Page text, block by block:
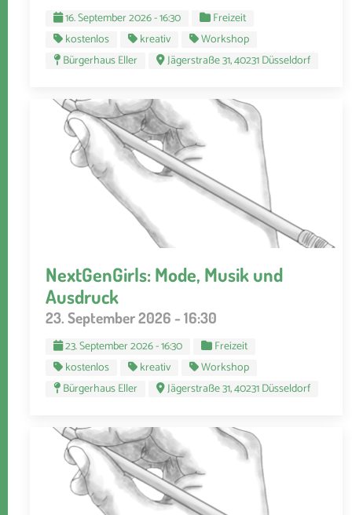
16. September 2026 - 16:30
Freizeit
kostenlos
kreativ
Workshop
Bürgerhaus Eller
Jägerstraße 31, 40231 Düsseldorf
NextGenGirls: Mode, Musik und
Ausdruck
23. September 2026 - 16:30
23. September 2026 - 16:30
Freizeit
kostenlos
kreativ
Workshop
Bürgerhaus Eller
Jägerstraße 31, 40231 Düsseldorf